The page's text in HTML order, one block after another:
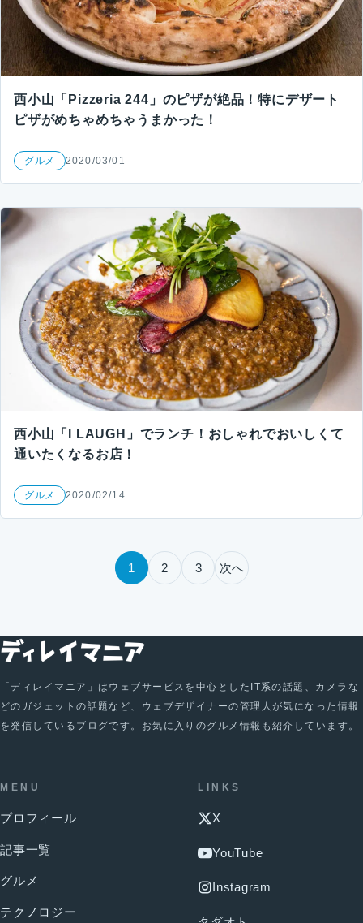
西小山「Pizzeria 244」のピザが絶品！特にデザート
ピザがめちゃめちゃうまかった！
グルメ 2020/03/01
西小山「I LAUGH」でランチ！おしゃれでおいしくて
通いたくなるお店！
グルメ 2020/02/14
投稿のページ送り
1 2 3 次へ
「ディレイマニア」はウェブサービスを中心としたIT系の話題、カメラな
どのガジェットの話題など、ウェブデザイナーの管理人が気になった情報
を発信しているブログです。お気に入りのグルメ情報も紹介しています。
MENU
プロフィール
記事一覧
グルメ
テクノロジー
LINKS
X
YouTube
Instagram